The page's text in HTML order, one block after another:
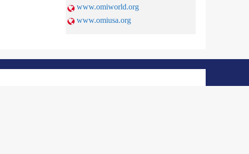
www.omiworld.org
www.omiusa.org